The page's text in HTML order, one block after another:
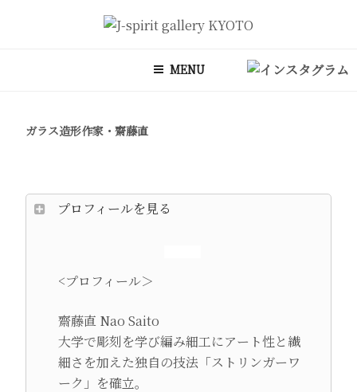
です。 ご縁を頂いております工芸作家、アーティストの方々の作品を
ご紹介しております。 お気軽にお問い合わせ、またお立ち寄り頂けれ
MENU
ガラス造形作家・齋藤直
プロフィールを見る
<プロフィール＞
齋藤直 Nao Saito
大学で彫刻を学び編み細工にアート性と繊
細さを加えた独自の技法「ストリンガーワ
ーク」を確立。